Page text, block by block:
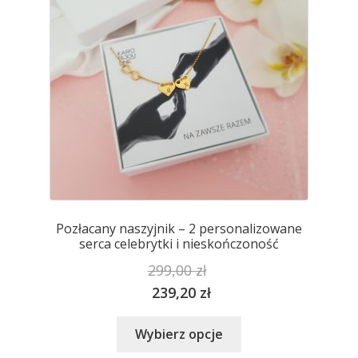
na
produktu
Pozłacany naszyjnik – 2 personalizowane
serca celebrytki i nieskończoność
299,00zł
239,20 zł
Wybierz opcje